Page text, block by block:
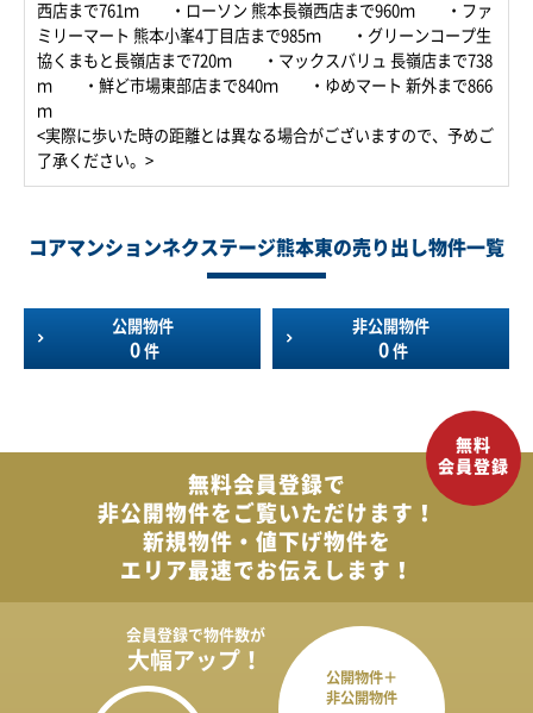
西店まで761ｍ ・ローソン 熊本長嶺西店まで960ｍ ・ファ
ミリーマート 熊本小峯4丁目店まで985ｍ ・グリーンコープ生
協くまもと長嶺店まで720ｍ ・マックスバリュ 長嶺店まで738
ｍ ・鮮ど市場東部店まで840ｍ ・ゆめマート 新外まで866
ｍ
<実際に歩いた時の距離とは異なる場合がございますので、予めご
了承ください。>
コアマンションネクステージ熊本東の売り出し物件一覧
公開物件
0 件
非公開物件
0 件
無料会員登録で
非公開物件を ご覧いただけます！
新規物件・値下げ物件を
エリア最速でお伝えします！
会員登録で物件数が
大幅アップ！
公開物件＋
非公開物件